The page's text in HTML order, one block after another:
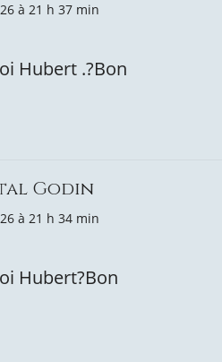
à 21 h 37 min
Hubert .?Bon
Godin
à 21 h 34 min
Hubert?Bon